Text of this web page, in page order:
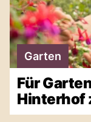
Garten
Für
Hinterhof